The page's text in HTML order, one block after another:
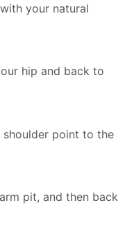
your natural
hip and back to
shoulder point to the
pit, and then back